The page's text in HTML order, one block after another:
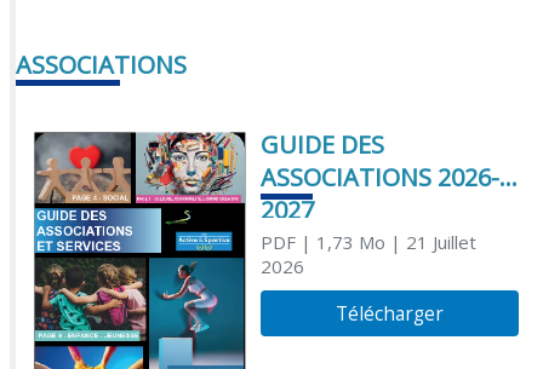
ASSOCIATIONS
GUIDE DES
ASSOCIATIONS 2026-
2027
PDF| 1,73 Mo | 21 Juillet
2026
Télécharger